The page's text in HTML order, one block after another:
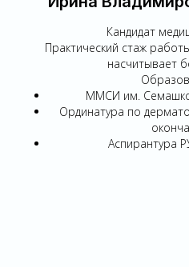
Кандидат
Практический стаж
насчитывает
ММСИ им.
Ординатура по
Аспирантура